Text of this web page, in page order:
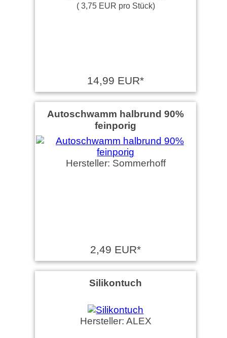
( 3,75 EUR pro Stück)
14,99 EUR*
Autoschwamm halbrund 90%
feinporig
Hersteller: Sommerhoff
2,49 EUR*
Silikontuch
Hersteller: ALEX